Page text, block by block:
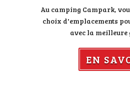
Au camping Campark,
choix d'emplacements
avec la meilleure
EN